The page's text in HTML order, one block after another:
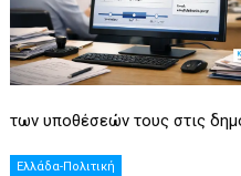
των υποθέσεών τους στις
Ελλάδα-Πολιτική